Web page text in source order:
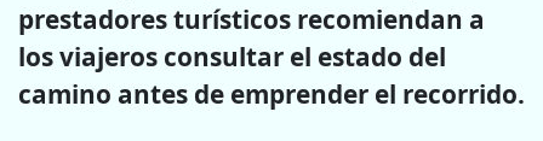
prestadores turísticos recomiendan a
los viajeros consultar el estado del
camino antes de emprender el recorrido.